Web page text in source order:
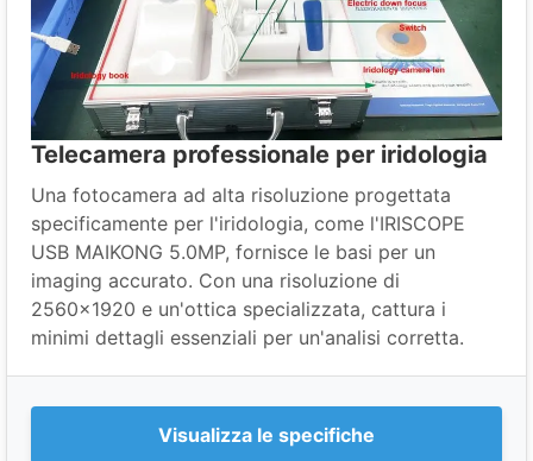
Telecamera professionale per iridologia
Una fotocamera ad alta risoluzione progettata
specificamente per l'iridologia, come l'IRISCOPE
USB MAIKONG 5.0MP, fornisce le basi per un
imaging accurato. Con una risoluzione di
2560×1920 e un'ottica specializzata, cattura i
minimi dettagli essenziali per un'analisi corretta.
Visualizza le specifiche